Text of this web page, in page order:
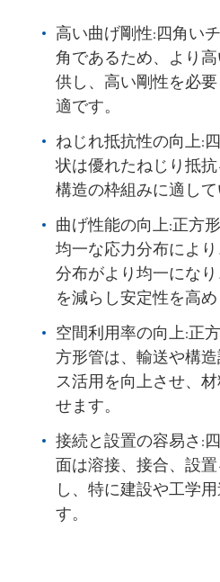
高い曲げ剛性:四角い
角であるため、より
供し、高い剛性を必
適です。
ねじれ抵抗性の向上:
状は優れたねじり抵
構造の枠組みに適して
曲げ性能の向上:正方
均一な応力分布によ
分布がより均一にな
を減らし安定性を高め
空間利用率の向上:正
方形管は、輸送や構
ス活用を向上させ、
せます。
接続と設置の容易さ:
面は溶接、接合、設
し、特に建設や工学
す。